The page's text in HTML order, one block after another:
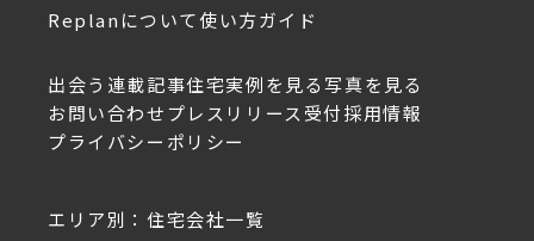
Replanについて使い方ガイド
出会う 連載記事住宅実例を見る写真を見る
お問い合わせ プレスリリース受付採用情報
プライバシーポリシー
エリア別：住宅会社一覧